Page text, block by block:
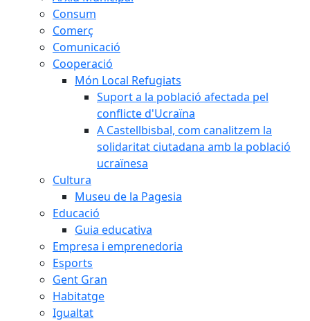
Consum
Comerç
Comunicació
Cooperació
Món Local Refugiats
Suport a la població afectada pel
conflicte d'Ucraïna
A Castellbisbal, com canalitzem la
solidaritat ciutadana amb la població
ucraïnesa
Cultura
Museu de la Pagesia
Educació
Guia educativa
Empresa i emprenedoria
Esports
Gent Gran
Habitatge
Igualtat